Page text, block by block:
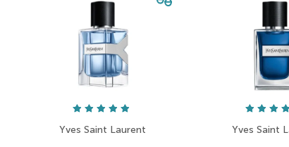
Yves Saint Laurent Yves Saint